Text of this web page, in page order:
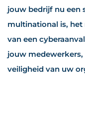
jouw bedrijf nu een
multinational is,
van een
jouw
veiligheid van uw